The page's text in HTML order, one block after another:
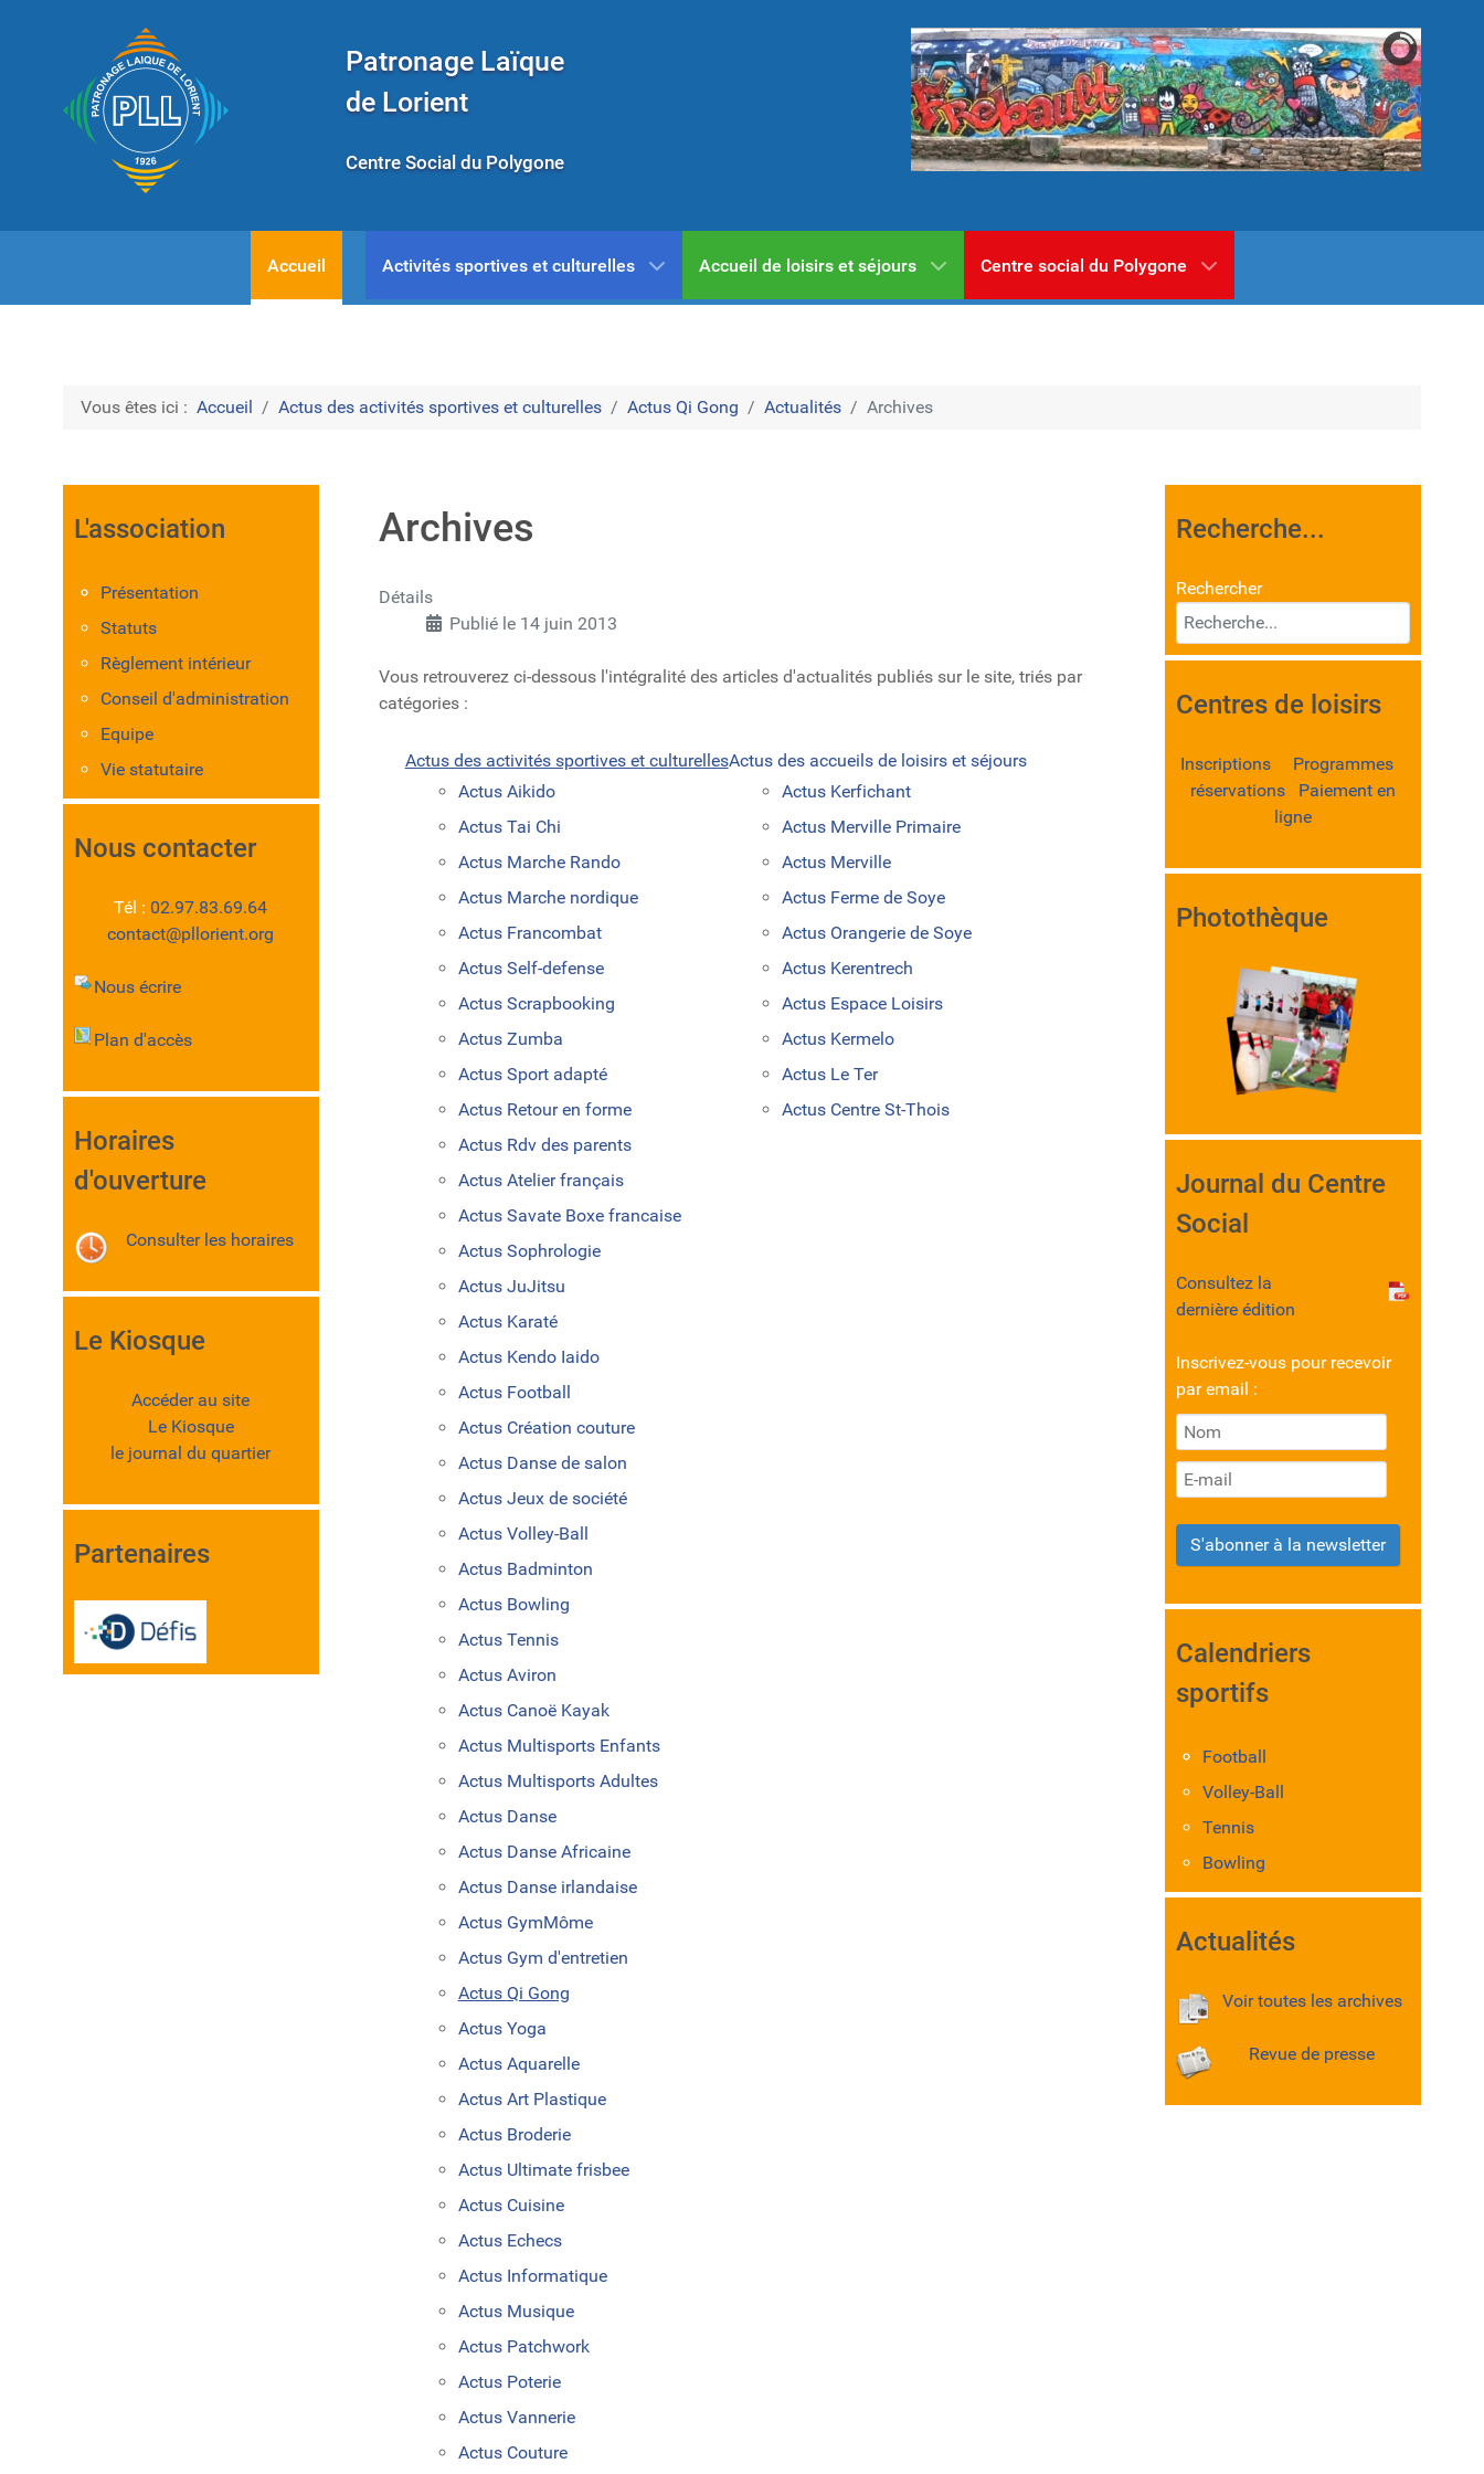
Patronage Laïque
de Lorient
Centre Social du Polygone
Accueil Activités sportives et culturelles Accueil de loisirs et séjours Centre social du Polygone
Vous êtes ici : Accueil Actus des activités sportives et culturelles Actus Qi Gong Actualités Archives
L'association
Présentation
Statuts
Règlement intérieur
Conseil d'administration
Equipe
Vie statutaire
Nous contacter
Tél : 02.97.83.69.64
contact@pllorient.org
Nous écrire
Plan d'accès
Horaires
d'ouverture
Consulter les horaires
Le Kiosque
Accéder au site
Le Kiosque
le journal du quartier
Partenaires
Archives
Détails
Publié le 14 juin 2013
Vous retrouverez ci-dessous l'intégralité des articles d'actualités publiés sur le site, triés par
catégories :
Actus des activités sportives et culturelles
Actus Aikido
Actus Tai Chi
Actus Marche Rando
Actus Marche nordique
Actus Francombat
Actus Self-defense
Actus Scrapbooking
Actus Zumba
Actus Sport adapté
Actus Retour en forme
Actus Rdv des parents
Actus Atelier français
Actus Savate Boxe francaise
Actus Sophrologie
Actus JuJitsu
Actus Karaté
Actus Kendo Iaido
Actus Football
Actus Création couture
Actus Danse de salon
Actus Jeux de société
Actus Volley-Ball
Actus Badminton
Actus Bowling
Actus Tennis
Actus Aviron
Actus Canoë Kayak
Actus Multisports Enfants
Actus Multisports Adultes
Actus Danse
Actus Danse Africaine
Actus Danse irlandaise
Actus GymMôme
Actus Gym d'entretien
Actus Qi Gong
Actus Yoga
Actus Aquarelle
Actus Art Plastique
Actus Broderie
Actus Ultimate frisbee
Actus Cuisine
Actus Echecs
Actus Informatique
Actus Musique
Actus Patchwork
Actus Poterie
Actus Vannerie
Actus Couture
Actus des accueils de loisirs et séjours
Actus Kerfichant
Actus Merville Primaire
Actus Merville
Actus Ferme de Soye
Actus Orangerie de Soye
Actus Kerentrech
Actus Espace Loisirs
Actus Kermelo
Actus Le Ter
Actus Centre St-Thois
Recherche...
Rechercher
Centres de loisirs
Inscriptions Programmes
réservations Paiement en
ligne
Photothèque
Journal du Centre
Social
Consultez la
dernière édition
Inscrivez-vous pour recevoir
par email :
S'abonner à la newsletter
Calendriers
sportifs
Football
Volley-Ball
Tennis
Bowling
Actualités
Voir toutes les archives
Revue de presse